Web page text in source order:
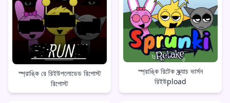
স্প্রাঙ্কি রে রিইউপলোডেড রিপোস্ট
রিপোস্ট
স্প্রাঙ্কি রিটেক স্ক্র্যাচ ভার্সন
রিইউpload